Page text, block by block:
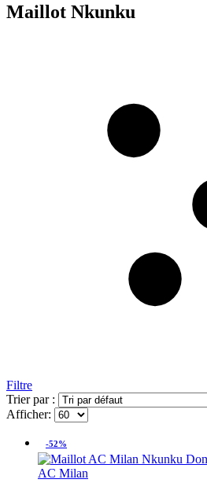
Maillot Nkunku
Filtre
Trier par :
Afficher:
-52%
AC Milan